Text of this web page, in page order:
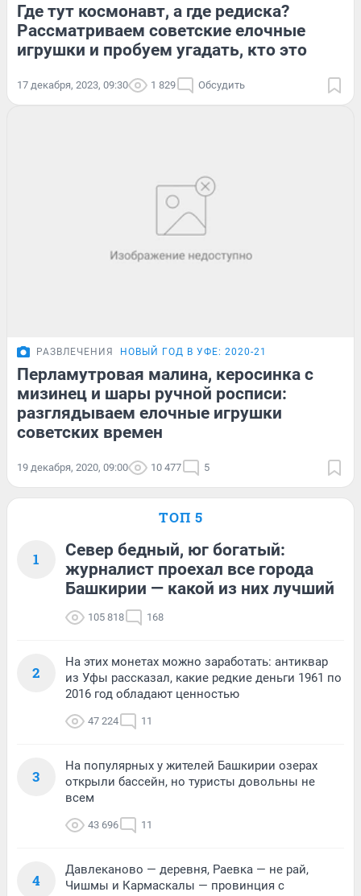
Где тут космонавт, а где редиска?
Рассматриваем советские елочные
игрушки и пробуем угадать, кто это
17 декабря, 2023, 09:30 1 829 Обсудить
РАЗВЛЕЧЕНИЯ НОВЫЙ ГОД В УФЕ: 2020-21
Перламутровая малина, керосинка с
мизинец и шары ручной росписи:
разглядываем елочные игрушки
советских времен
19 декабря, 2020, 09:00 10 477 5
ТОП 5
1
Север бедный, юг богатый:
журналист проехал все города
Башкирии — какой из них лучший
105 818 168
2
На этих монетах можно заработать: антиквар
из Уфы рассказал, какие редкие деньги 1961 по
2016 год обладают ценностью
47 224 11
3
На популярных у жителей Башкирии озерах
открыли бассейн, но туристы довольны не
всем
43 696 11
4
Давлеканово — деревня, Раевка — не рай,
Чишмы и Кармаскалы — провинция с